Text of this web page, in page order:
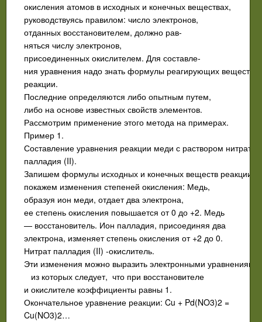
окисления атомов в исходных и конечных веществах,
руководствуясь правилом: число электронов,
отданных восстановителем, должно рав­
няться числу электронов,
присоединенных окислителем. Для составле­
ния уравнения надо знать формулы реагирующих веществ и
реакции.
Последние определяются либо опытным путем,
либо на осно­ве известных свойств элементов.
Рассмотрим применение этого метода на примерах.
Пример 1.
Составление уравнения реакции меди с раствором нитрата
палладия (II).
Запишем формулы исходных и конечных веществ реакции и
покажем изменения степеней окисления: Медь,
образуя ион меди, отдает два электрона,
ее степень окисления повы­шается от 0 до +2. Медь
— восстановитель. Ион палладия, присоединяя два
электрона, изменяет степень окисления от +2 до 0.
Нитрат палладия (II) -окислитель.
Эти изменения можно выразить электронными уравнениями
из которых следует, что при восстановителе
и окислителе коэффициенты равны 1.
Окончательное уравнение реакции: Cu + Pd(NO3)2 =
Cu(NO3)2…